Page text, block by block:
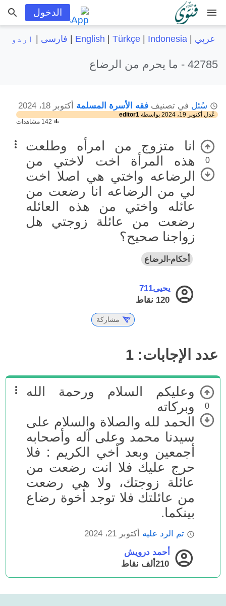
menu الدخول
عربي |
English Türkçe| Indonesia فارسی اردو
42785 - ما يحرم من الرضاع
سُئل في تصنيف فقه الأسرة المسلمة أكتوبر 18، 2024
عُدل أكتوبر 19، 2024 بواسطة editor1
142 مشاهدات
0
انا متزوج من امرأه وطلعت
هذه المرأة اخت لاختي من
الرضاعه واختي هي اصلا اخت
لي من الرضاعه انا رضعت من
عائله واختي من هذه العائله
رضعت من عائلة زوجتي هل
زواجنا صحيح؟
أحكام-الرضاع
يحيى711
120 نقاط
مشاركة
عدد الإجابات: 1
0
وعليكم السلام ورحمة الله
وبركاته
الحمد لله والصلاة والسلام على
سيدنا محمد وعلى آله وأصحابه
أجمعين وبعد أخي الكريم : فلا
حرج عليك فلا انت رضعت من
عائلة زوجتك، ولا هي رضعت
من عائلتك فلا توجد أخوة رضاع
بينكما.
تم الرد عليه أكتوبر 21، 2024
أحمد درويش
210ألف
نقاط